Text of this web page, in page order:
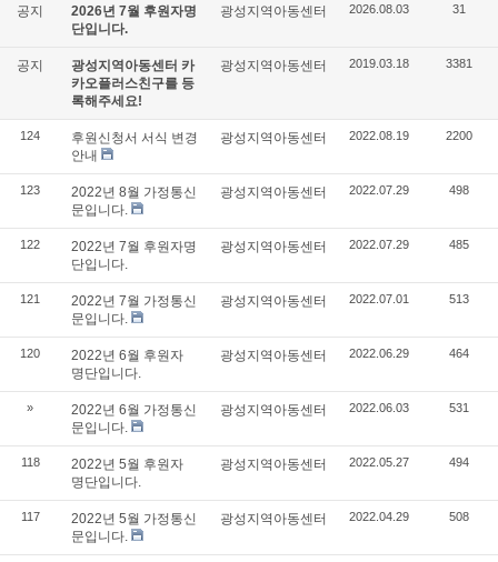
공지
2026년 7월 후원자명
단입니다.
광성지역아동센터 2026.08.03 31
공지
광성지역아동센터 카
카오플러스친구를 등
록해주세요!
광성지역아동센터 2019.03.18 3381
124
후원신청서 서식 변경
안내
광성지역아동센터 2022.08.19 2200
123
2022년 8월 가정통신
문입니다.
광성지역아동센터 2022.07.29 498
122
2022년 7월 후원자명
단입니다.
광성지역아동센터 2022.07.29 485
121
2022년 7월 가정통신
문입니다.
광성지역아동센터 2022.07.01 513
120
2022년 6월 후원자
명단입니다.
광성지역아동센터 2022.06.29 464
»
2022년 6월 가정통신
문입니다.
광성지역아동센터 2022.06.03 531
118
2022년 5월 후원자
명단입니다.
광성지역아동센터 2022.05.27 494
117
2022년 5월 가정통신
문입니다.
광성지역아동센터 2022.04.29 508